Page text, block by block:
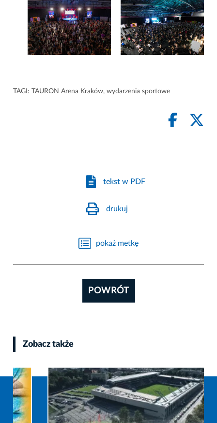
TAGI: TAURON Arena Kraków, wydarzenia sportowe
tekst w PDF
drukuj
pokaż metkę
POWRÓT
Zobacz także